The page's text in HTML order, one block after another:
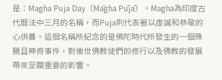
是：Magha Puja Day（Māgha Pūjā）。Magha為印度古
代曆法中三月的名稱，而Puja則代表著以虔誠和恭敬的
心供養。這個名稱所紀念的是佛陀時代所發生的一個殊
勝且神奇事件，對後世佛教徒們的修行以及佛教的發展
帶來至關重要的影響。